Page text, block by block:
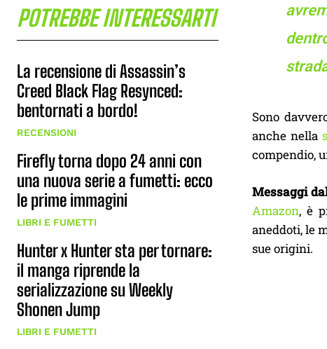
POTREBBE INTERESSARTI
La recensione di Assassin’s
Creed Black Flag Resynced:
bentornati a bordo!
RECENSIONI
Firefly torna dopo 24 anni con
una nuova serie a fumetti: ecco
le prime immagini
LIBRI E FUMETTI
Hunter x Hunter sta per tornare:
il manga riprende la
serializzazione su Weekly
Shonen Jump
LIBRI E FUMETTI
Sono
anche nella
compendio,
Messaggi
Amazon, è
aneddoti, le
sue origini.